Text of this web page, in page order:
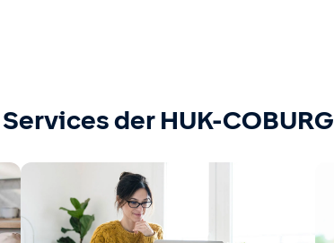
Services der HUK-COBURG